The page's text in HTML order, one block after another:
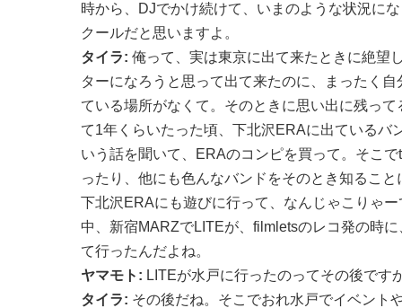
時から、DJでかけ続けて、いまのような状況に
クールだと思いますよ。
タイラ: 俺って、実は東京に出て来たときに絶望
ターになろうと思って出て来たのに、まったく
ている場所がなくて。そのときに思い出に残っ
て1年くらいたった頃、下北沢ERAに出ているバ
いう話を聞いて、ERAのコンピを買って。そこ
ったり、他にも色んなバンドをそのとき知るこ
下北沢ERAにも遊びに行って、なんじゃこりゃ
中、新宿MARZでLITEが、filmletsのレコ発の時
て行ったんだよね。
ヤマモト: LITEが水戸に行ったのってその後です
タイラ: その後だね。そこでおれ水戸でイベント